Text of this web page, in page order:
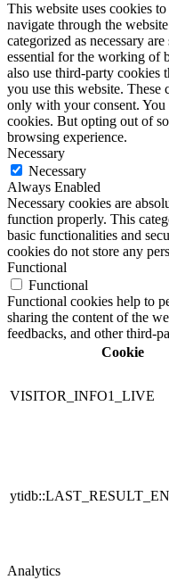
This website uses cookies
navigate through the
categorized as necessary
essential for the working of
also use third-party cookies
you use this website.
only with your consent. You
cookies. But opting out of
browsing experience.
Necessary
Necessary
Always Enabled
Necessary cookies are
function properly. This
basic functionalities and
cookies do not store any
Functional
Functional
Functional cookies help to
sharing the content of the
feedbacks, and other third-
Cookie
VISITOR_INFO1_LIVE
Analytics